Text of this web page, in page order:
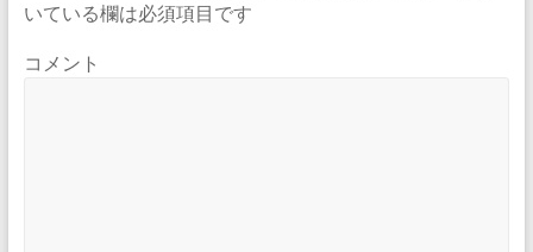
いている欄は必須項目です
コメント